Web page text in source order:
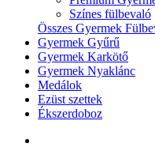
Színes fülbevaló
Összes Gyermek
Gyermek Gyűrű
Gyermek Karkötő
Gyermek Nyaklánc
Medálok
Ezüst szettek
Ékszerdoboz